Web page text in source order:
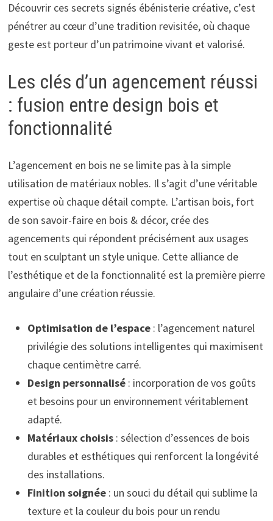
Découvrir ces secrets signés ébénisterie créative, c’est
pénétrer au cœur d’une tradition revisitée, où chaque
geste est porteur d’un patrimoine vivant et valorisé.
Les clés d’un agencement réussi
: fusion entre design bois et
fonctionnalité
L’agencement en bois ne se limite pas à la simple
utilisation de matériaux nobles. Il s’agit d’une véritable
expertise où chaque détail compte. L’artisan bois, fort
de son savoir-faire en bois & décor, crée des
agencements qui répondent précisément aux usages
tout en sculptant un style unique. Cette alliance de
l’esthétique et de la fonctionnalité est la première pierre
angulaire d’une création réussie.
Optimisation de l’espace: l’agencement naturel
privilégie des solutions intelligentes qui maximisent
chaque centimètre carré.
Design personnalisé: incorporation de vos goûts
et besoins pour un environnement véritablement
adapté.
Matériaux choisis: sélection d’essences de bois
durables et esthétiques qui renforcent la longévité
des installations.
Finition soignée: un souci du détail qui sublime la
texture et la couleur du bois pour un rendu